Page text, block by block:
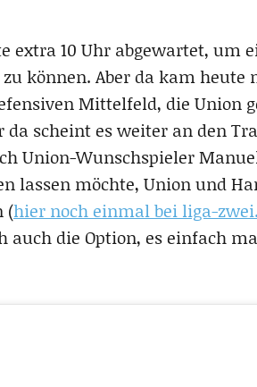
extra 10 Uhr abgewartet, um
können. Aber da kam heute
Mittelfeld, die Union
da scheint es weiter an den
Union-Wunschspieler
lassen möchte, Union und
(hier noch einmal bei liga-
auch die Option, es einfach